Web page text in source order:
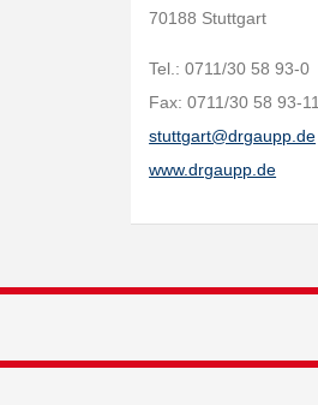
70188 Stuttgart
Tel.: 0711/30 58 93-0
Fax: 0711/30 58 93-11
stuttgart@drgaupp.de
www.drgaupp.de